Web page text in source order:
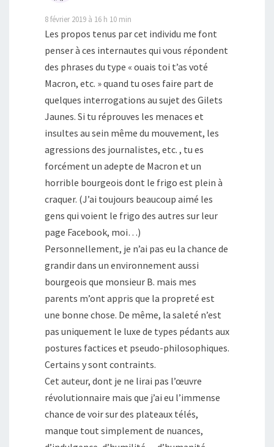
8 février 2019 à 16 h 10 min
Les propos tenus par cet individu me font
penser à ces internautes qui vous répondent
des phrases du type « ouais toi t’as voté
Macron, etc. » quand tu oses faire part de
quelques interrogations au sujet des Gilets
Jaunes. Si tu réprouves les menaces et
insultes au sein même du mouvement, les
agressions des journalistes, etc. , tu es
forcément un adepte de Macron et un
horrible bourgeois dont le frigo est plein à
craquer. (J’ai toujours beaucoup aimé les
gens qui voient le frigo des autres sur leur
page Facebook, moi…)
Personnellement, je n’ai pas eu la chance de
grandir dans un environnement aussi
bourgeois que monsieur B. mais mes
parents m’ont appris que la propreté est
une bonne chose. De même, la saleté n’est
pas uniquement le luxe de types pédants aux
postures factices et pseudo-philosophiques.
Certains y sont contraints.
Cet auteur, dont je ne lirai pas l’œuvre
révolutionnaire mais que j’ai eu l’immense
chance de voir sur des plateaux télés,
manque tout simplement de nuances,